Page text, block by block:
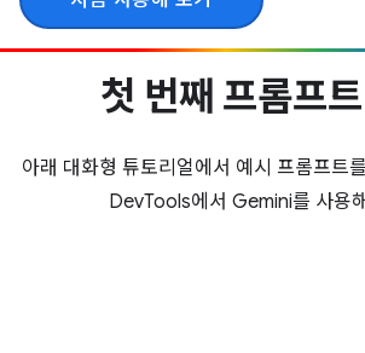
첫 번째 프롬프
아래 대화형 튜토리얼에서 예시 프롬프트
DevTools에서 Gemini를 사용